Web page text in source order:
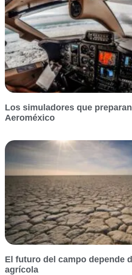
Los simuladores que
Aeroméxico
El futuro del campo depende
agrícola